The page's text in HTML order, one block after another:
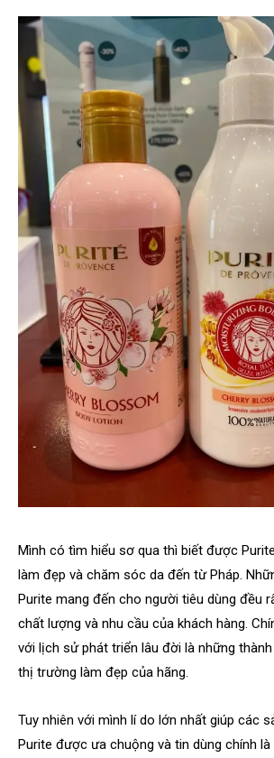
Mình có tìm hiểu sơ qua thì biết được
làm đẹp và chăm sóc da đến từ Pháp.
Purite mang đến cho người tiêu dùng đều
chất lượng và nhu cầu của khách hàng.
với lịch sử phát triển lâu đời là những
thị trường làm đẹp của hãng.
Tuy nhiên với mình lí do lớn nhất giúp các
Purite được ưa chuộng và tin dùng chính